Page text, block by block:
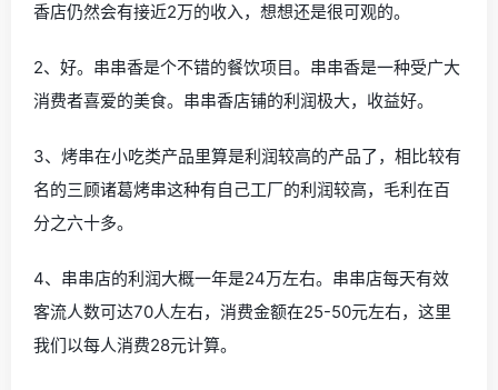
香店仍然会有接近2万的收入，想想还是很可观的。
2、好。串串香是个不错的餐饮项目。串串香是一种受广大
消费者喜爱的美食。串串香店铺的利润极大，收益好。
3、烤串在小吃类产品里算是利润较高的产品了，相比较有
名的三顾诸葛烤串这种有自己工厂的利润较高，毛利在百
分之六十多。
4、串串店的利润大概一年是24万左右。串串店每天有效
客流人数可达70人左右，消费金额在25-50元左右，这里
我们以每人消费28元计算。